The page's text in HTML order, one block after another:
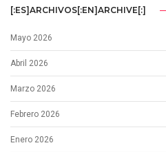
[:ES]ARCHIVOS[:EN]ARCHIVE[:]
Mayo 2026
Abril 2026
Marzo 2026
Febrero 2026
Enero 2026